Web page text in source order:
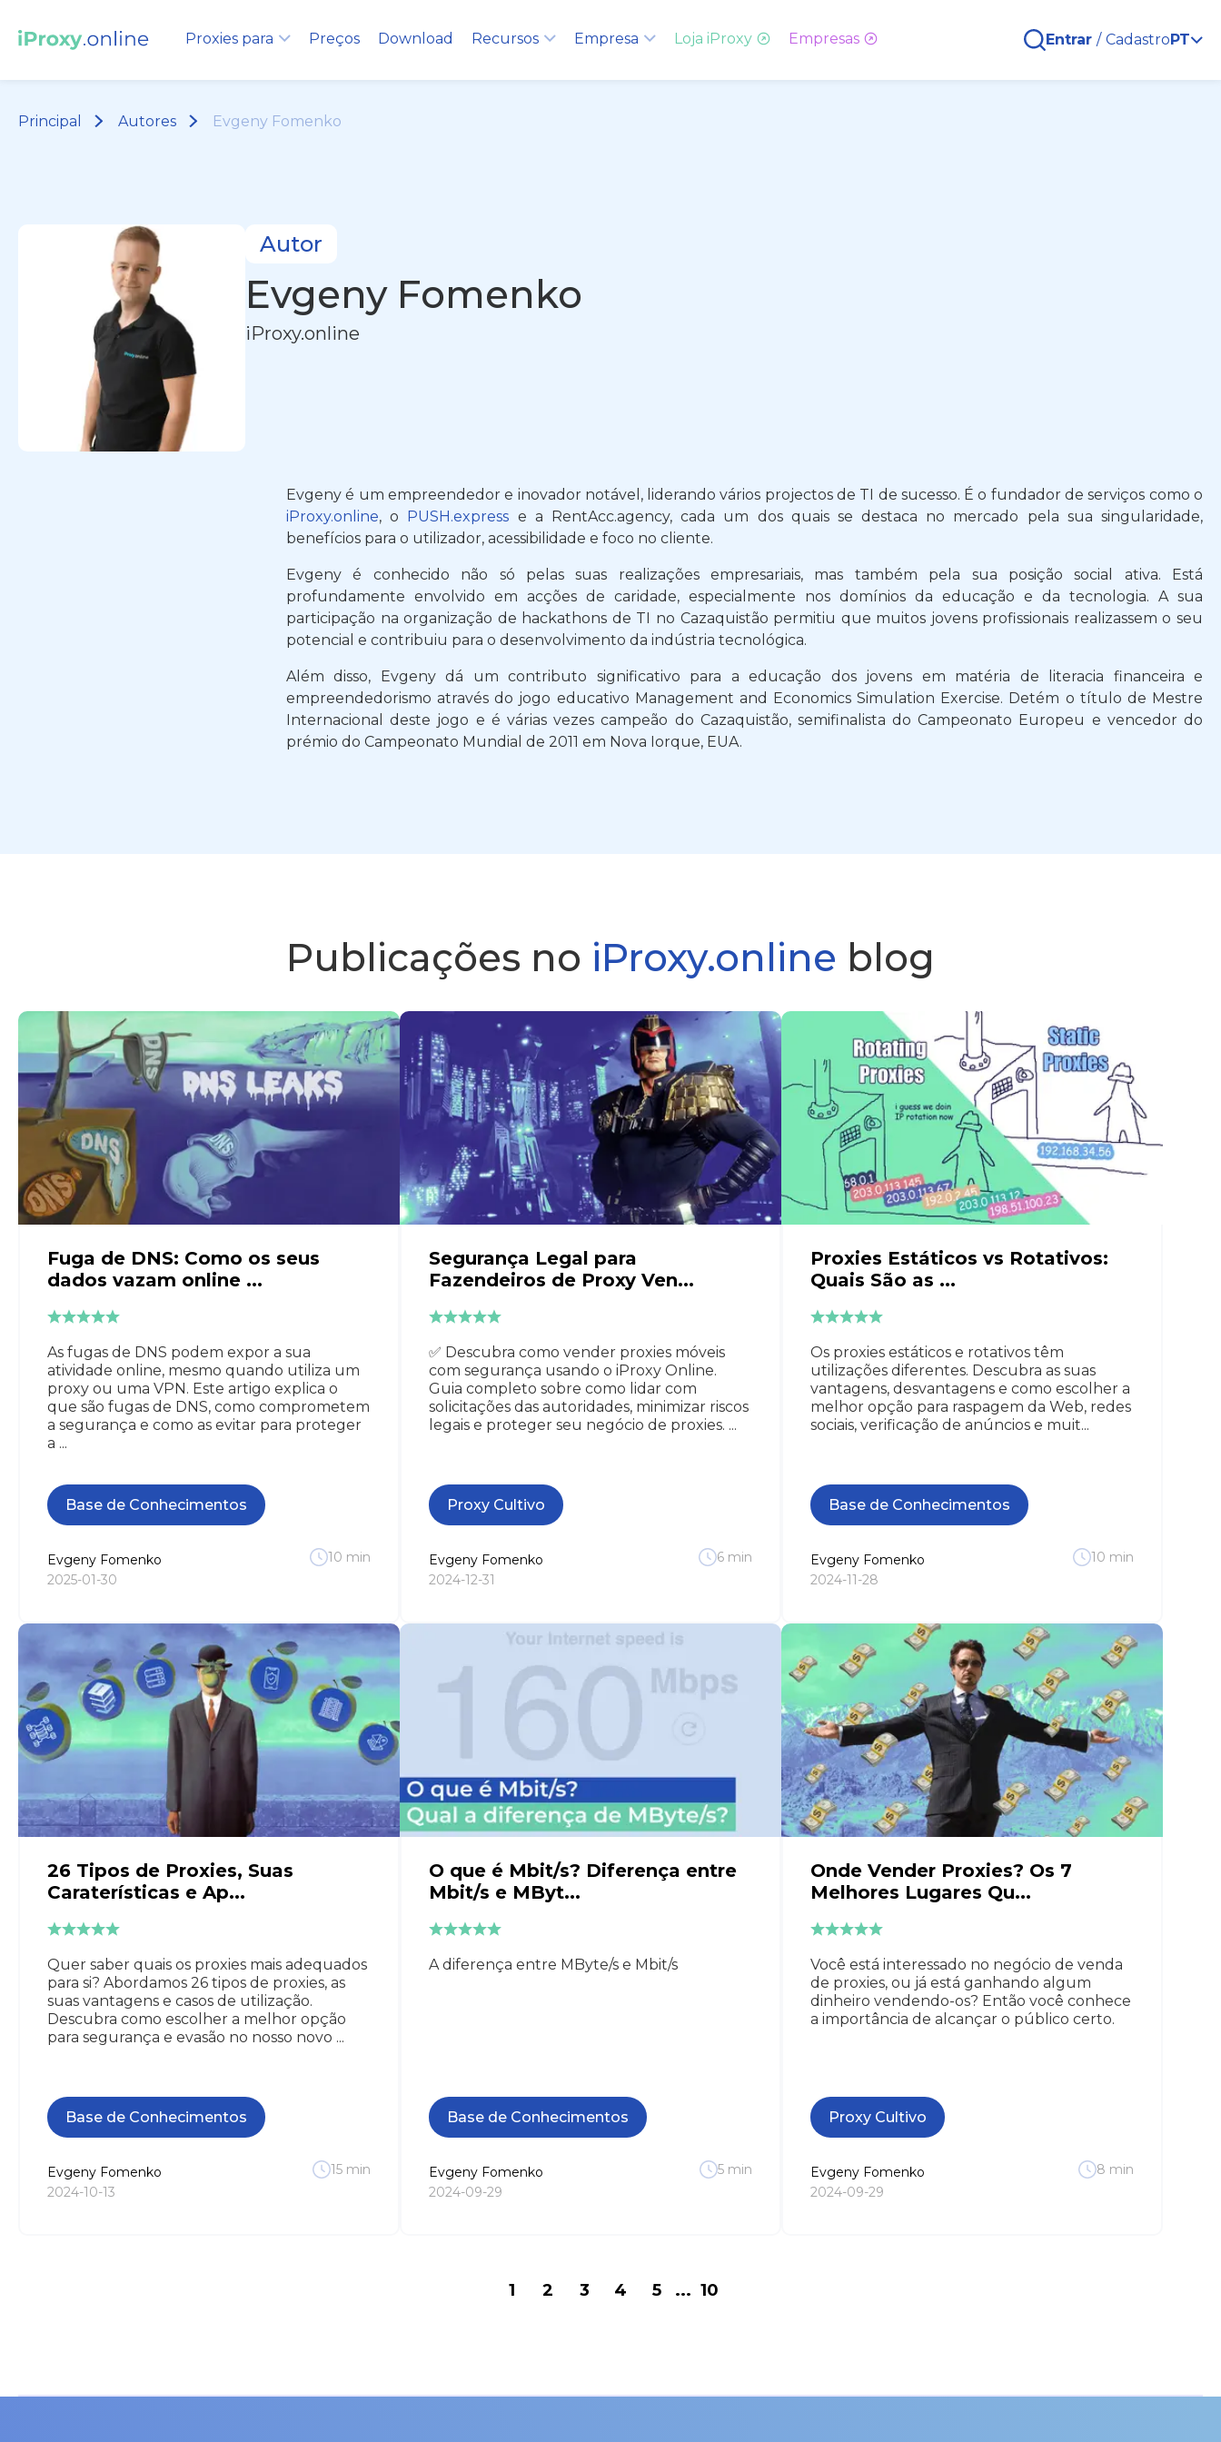
Proxies para Preços Download Recursos Empresa Loja iProxy Empresas Entrar / CadastroPT
Principal Autores Evgeny Fomenko
Autor
Evgeny Fomenko
iProxy.online
Evgeny é um empreendedor e inovador notável, liderando vários projectos de TI de sucesso. É o fundador de serviços como o
iProxy.online, o PUSH.express e a RentAcc.agency, cada um dos quais se destaca no mercado pela sua singularidade,
benefícios para o utilizador, acessibilidade e foco no cliente.
Evgeny é conhecido não só pelas suas realizações empresariais, mas também pela sua posição social ativa. Está
profundamente envolvido em acções de caridade, especialmente nos domínios da educação e da tecnologia. A sua
participação na organização de hackathons de TI no Cazaquistão permitiu que muitos jovens profissionais realizassem o seu
potencial e contribuiu para o desenvolvimento da indústria tecnológica.
Além disso, Evgeny dá um contributo significativo para a educação dos jovens em matéria de literacia financeira e
empreendedorismo através do jogo educativo Management and Economics Simulation Exercise. Detém o título de Mestre
Internacional deste jogo e é várias vezes campeão do Cazaquistão, semifinalista do Campeonato Europeu e vencedor do
prémio do Campeonato Mundial de 2011 em Nova Iorque, EUA.
Publicações no iProxy.online blog
Fuga de DNS: Como os seus
dados vazam online ...
As fugas de DNS podem expor a sua
atividade online, mesmo quando utiliza um
proxy ou uma VPN. Este artigo explica o
que são fugas de DNS, como comprometem
a segurança e como as evitar para proteger
a ...
Base de Conhecimentos
Evgeny Fomenko
2025-01-30
10 min
Segurança Legal para
Fazendeiros de Proxy Ven...
✅ Descubra como vender proxies móveis
com segurança usando o iProxy Online.
Guia completo sobre como lidar com
solicitações das autoridades, minimizar riscos
legais e proteger seu negócio de proxies. ...
Proxy Cultivo
Evgeny Fomenko
2024-12-31
6 min
Proxies Estáticos vs Rotativos:
Quais São as ...
Os proxies estáticos e rotativos têm
utilizações diferentes. Descubra as suas
vantagens, desvantagens e como escolher a
melhor opção para raspagem da Web, redes
sociais, verificação de anúncios e muit...
Base de Conhecimentos
Evgeny Fomenko
2024-11-28
10 min
26 Tipos de Proxies, Suas
Caraterísticas e Ap...
Quer saber quais os proxies mais adequados
para si? Abordamos 26 tipos de proxies, as
suas vantagens e casos de utilização.
Descubra como escolher a melhor opção
para segurança e evasão no nosso novo ...
Base de Conhecimentos
Evgeny Fomenko
2024-10-13
15 min
O que é Mbit/s? Diferença entre
Mbit/s e MByt...
A diferença entre MByte/s e Mbit/s
Base de Conhecimentos
Evgeny Fomenko
2024-09-29
5 min
Onde Vender Proxies? Os 7
Melhores Lugares Qu...
Você está interessado no negócio de venda
de proxies, ou já está ganhando algum
dinheiro vendendo-os? Então você conhece
a importância de alcançar o público certo.
Proxy Cultivo
Evgeny Fomenko
2024-09-29
8 min
1 2 3 4 5 ... 10